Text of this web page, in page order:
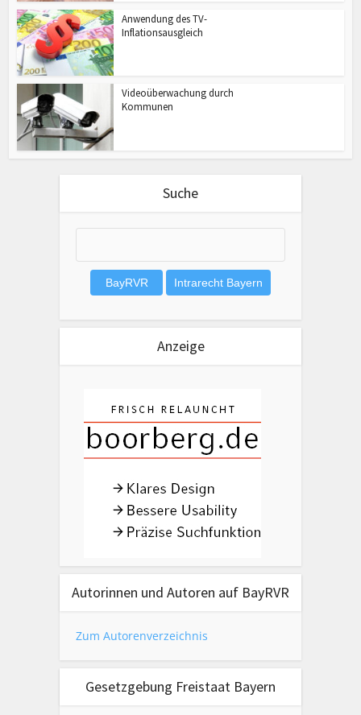
Anwendung des TV-
Inflationsausgleich
Videoüberwachung durch
Kommunen
Suche
Anzeige
Autorinnen und Autoren auf BayRVR
Zum Autorenverzeichnis
Gesetzgebung Freistaat Bayern